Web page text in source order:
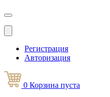
Меню
Регистрация
Авторизация
0 Корзина пуста